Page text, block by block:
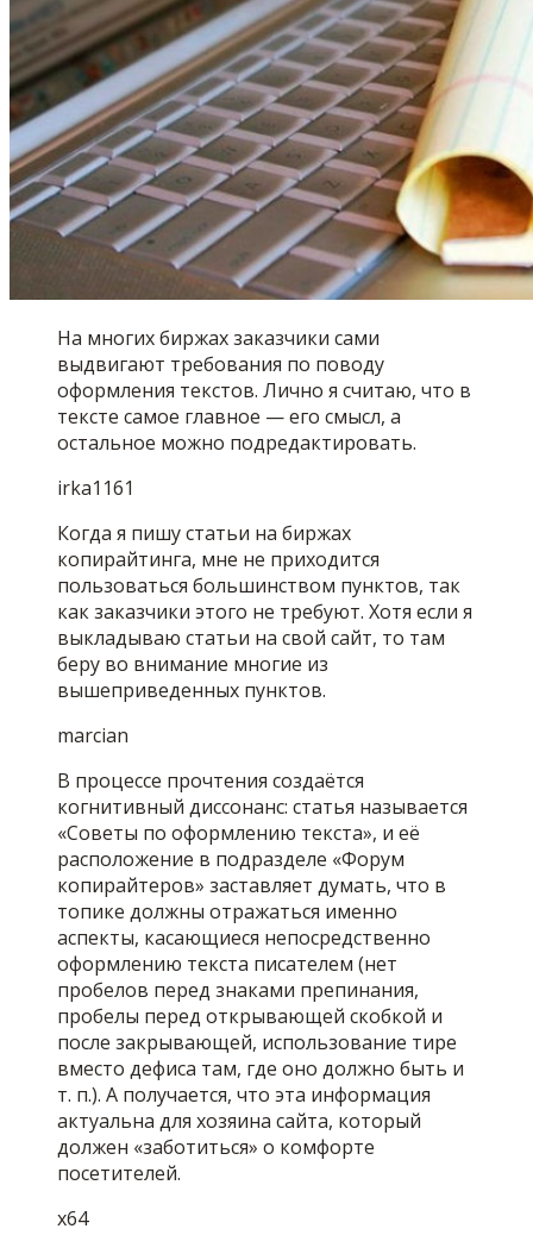
На многих биржах заказчики сами
выдвигают требования по поводу
оформления текстов. Лично я считаю, что в
тексте самое главное — его смысл, а
остальное можно подредактировать.
irka1161
Когда я пишу статьи на биржах
копирайтинга, мне не приходится
пользоваться большинством пунктов, так
как заказчики этого не требуют. Хотя если я
выкладываю статьи на свой сайт, то там
беру во внимание многие из
вышеприведенных пунктов.
marcian
В процессе прочтения создаётся
когнитивный диссонанс: статья называется
«Советы по оформлению текста», и её
расположение в подразделе «Форум
копирайтеров» заставляет думать, что в
топике должны отражаться именно
аспекты, касающиеся непосредственно
оформлению текста писателем (нет
пробелов перед знаками препинания,
пробелы перед открывающей скобкой и
после закрывающей, использование тире
вместо дефиса там, где оно должно быть и
т. п.). А получается, что эта информация
актуальна для хозяина сайта, который
должен «заботиться» о комфорте
посетителей.
x64